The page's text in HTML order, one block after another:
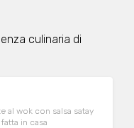
culinaria di
al wok con salsa satay
in casa